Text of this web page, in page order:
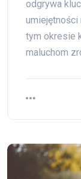
odgrywa
umiejętności
tym okresie
maluchom